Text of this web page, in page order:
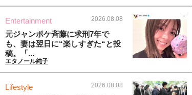
Entertainment 2026.08.08
元ジャンポケ斉藤に求刑7年で
も、妻は翌日に“楽しすぎた“と投
稿。「...
エタノール純子
Lifestyle 2026.08.08